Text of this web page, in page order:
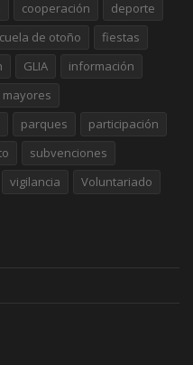
cooperación
deporte
de otoño
fiestas
GLIA
información
mayores
parques
participación
subvenciones
vigilancia Voluntariado